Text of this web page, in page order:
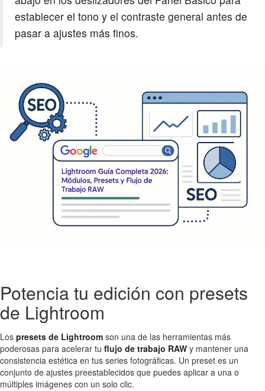
establecer el tono y el contraste general antes de
pasar a ajustes más finos.
Potencia tu edición con presets
de Lightroom
Los presets de Lightroom son una de las herramientas más
poderosas para acelerar tu flujo de trabajo RAW y mantener una
consistencia estética en tus series fotográficas. Un preset es un
conjunto de ajustes preestablecidos que puedes aplicar a una o
múltiples imágenes con un solo clic.